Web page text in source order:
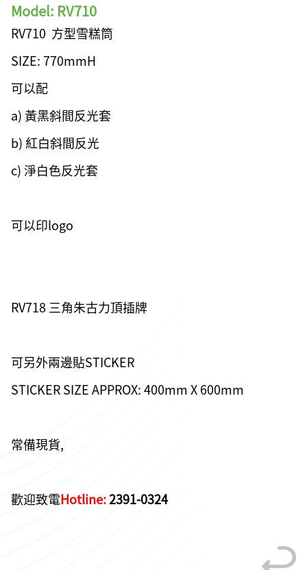
Model: RV710
RV710 方型雪糕筒
SIZE: 770mmH
可以配
a) 黃黑斜間反光套
b) 紅白斜間反光
c) 淨白色反光套
可以印logo
RV718 三角朱古力頂插牌
可另外兩邊貼STICKER
STICKER SIZE APPROX: 400mm X 600mm
常備現貨,
歡迎致電Hotline:2391-0324